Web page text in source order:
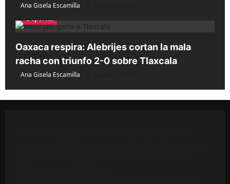
Ana Gisela Escamilla
Deportes
Oaxaca respira: Alebrijes cortan la mala
racha con triunfo 2-0 sobre Tlaxcala
Ana Gisela Escamilla